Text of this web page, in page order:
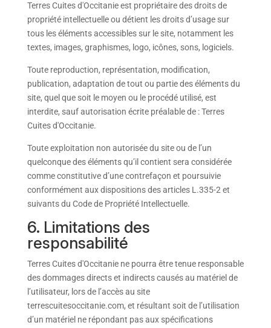
Terres Cuites d'Occitanie est propriétaire des droits de
propriété intellectuelle ou détient les droits d’usage sur
tous les éléments accessibles sur le site, notamment les
textes, images, graphismes, logo, icônes, sons, logiciels.
Toute reproduction, représentation, modification,
publication, adaptation de tout ou partie des éléments du
site, quel que soit le moyen ou le procédé utilisé, est
interdite, sauf autorisation écrite préalable de : Terres
Cuites d'Occitanie.
Toute exploitation non autorisée du site ou de l’un
quelconque des éléments qu’il contient sera considérée
comme constitutive d’une contrefaçon et poursuivie
conformément aux dispositions des articles L.335-2 et
suivants du Code de Propriété Intellectuelle.
6. Limitations des
responsabilité
Terres Cuites d'Occitanie ne pourra être tenue responsable
des dommages directs et indirects causés au matériel de
l’utilisateur, lors de l’accès au site
terrescuitesoccitanie.com, et résultant soit de l’utilisation
d’un matériel ne répondant pas aux spécifications